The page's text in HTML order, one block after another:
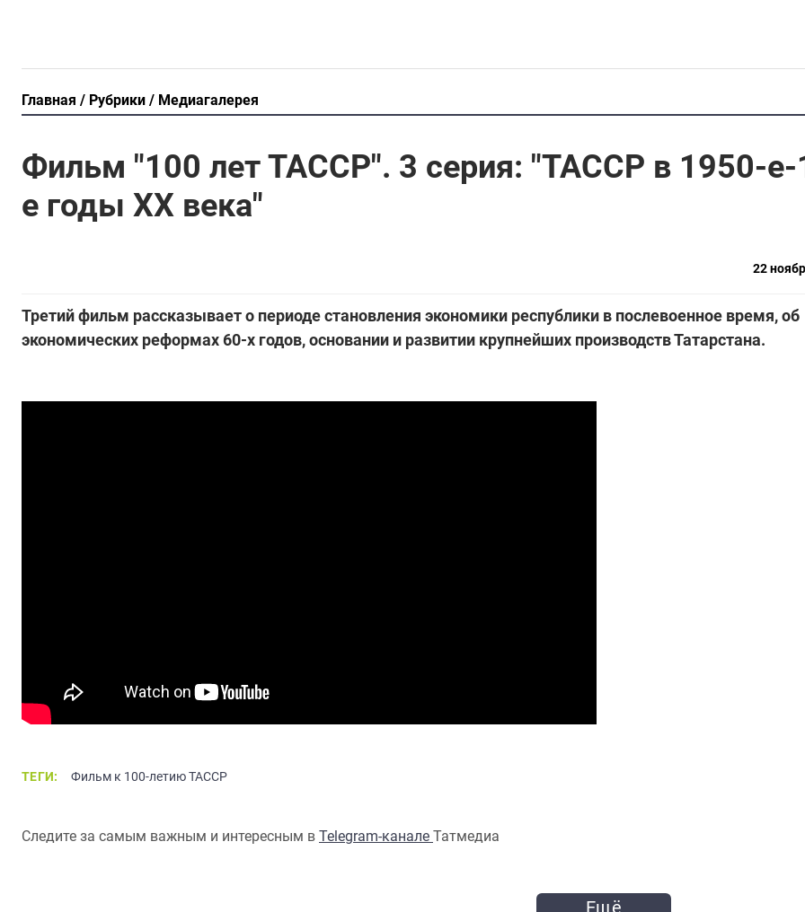
Главная Рубрики Медиагалерея
Фильм "100 лет ТАССР". 3 серия: "ТАССР в 1950-
е годы ХХ века"
22
Третий фильм рассказывает о периоде становления экономики республики в послевоенное время, об
экономических реформах 60-х годов, основании и развитии крупнейших производств Татарстана.
ТЕГИ: Фильм к 100-летию ТАССР
Следите за самым важным и интересным в Telegram-канале Татмедиа
Ещё